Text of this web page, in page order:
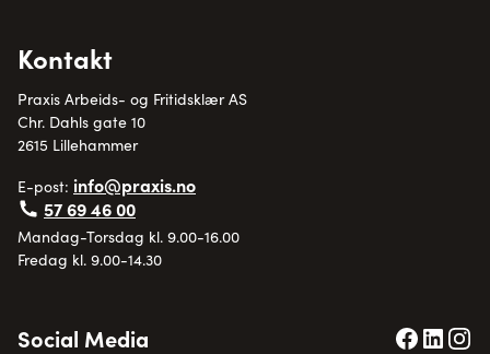
Kontakt
Praxis Arbeids- og Fritidsklær AS
Chr. Dahls gate 10
2615 Lillehammer
E-post: info@praxis.no
57 69 46 00
Mandag-Torsdag kl. 9.00-16.00
Fredag kl. 9.00-14.30
Social Media